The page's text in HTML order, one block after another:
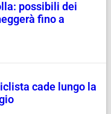
possibili dei
fino a
cade lungo la